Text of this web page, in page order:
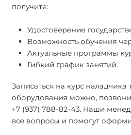
получите:
Удостоверение
Возможность обучения
Актуальные программы
Гибкий график занятий.
Записаться на курс наладчика
оборудования можно,
+7 (937) 788-82-43. Наши
все вопросы и помогут